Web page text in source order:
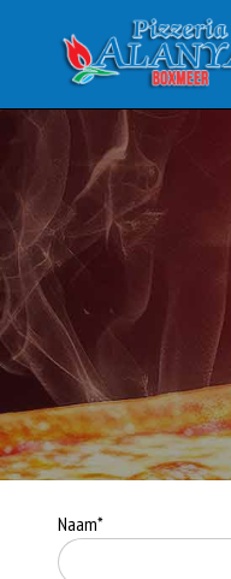
Naam*